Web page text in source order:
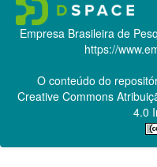
Empresa Brasileira de
https://
O conteúdo do
Creative Commons
4.0